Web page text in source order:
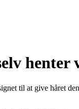
henter
til at give håret